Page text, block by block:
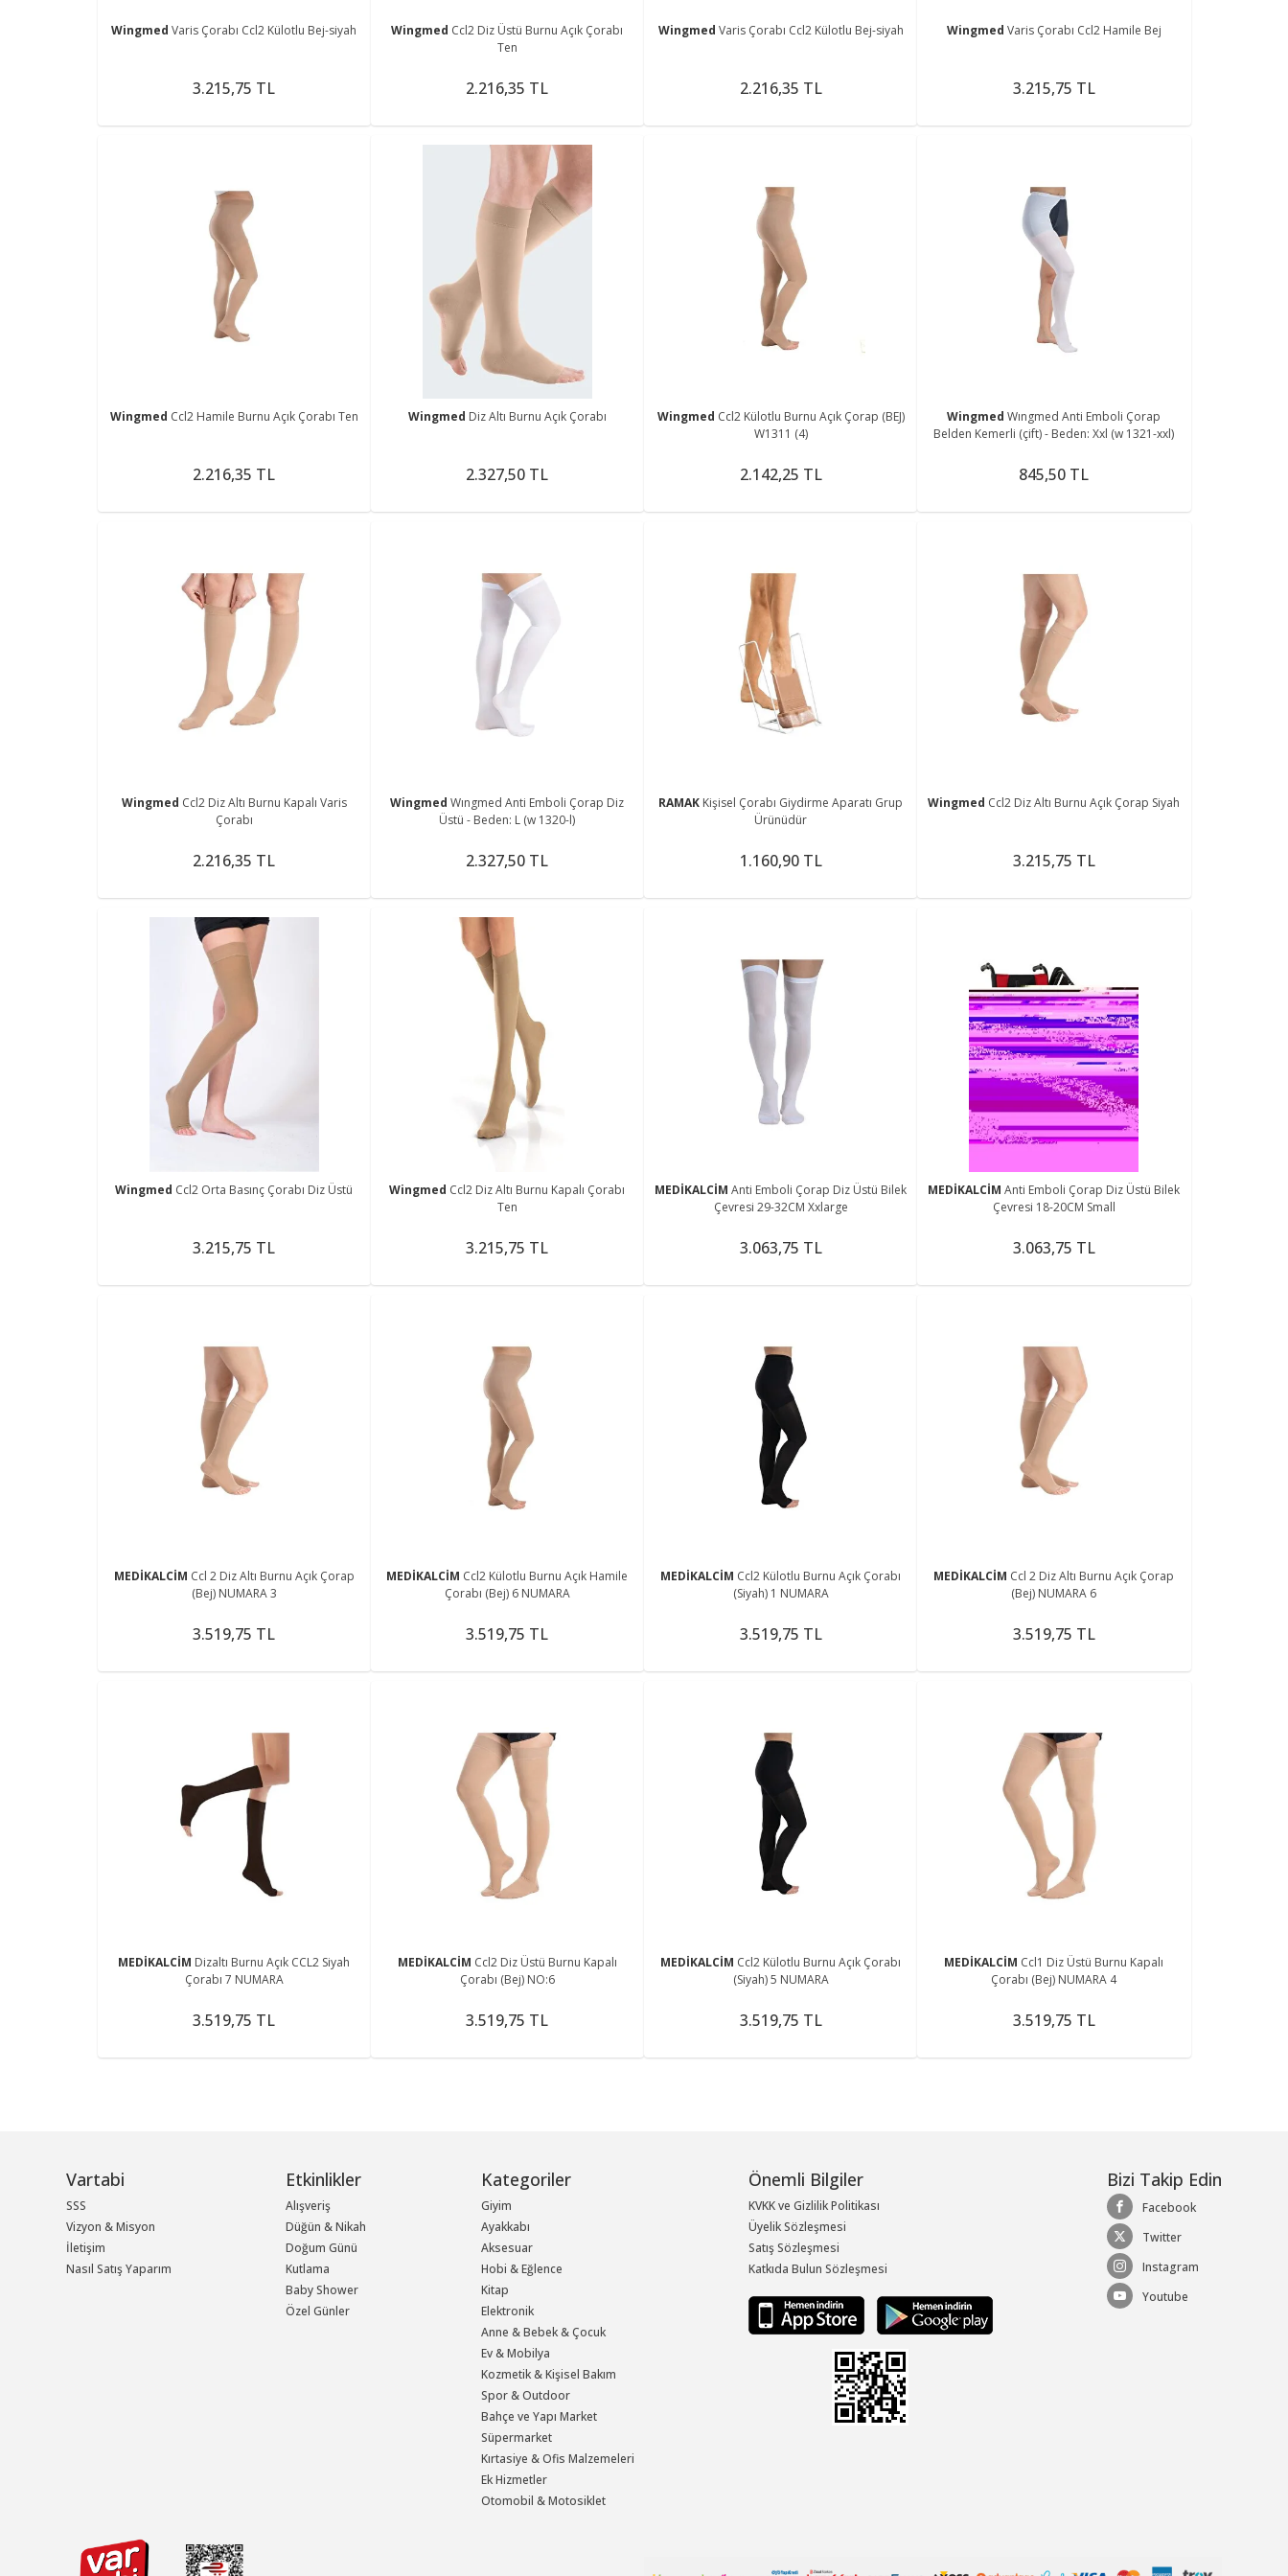
WingmedVaris Çorabı Ccl2 Külotlu Bej-siyah
3.215,75 TL
Wingmed Ccl2 Diz Üstü Burnu Açık Çorabı
Ten
2.216,35 TL
Wingmed Varis Çorabı Ccl2 Külotlu Bej-siyah
2.216,35 TL
Wingmed Varis Çorabı Ccl2 Hamile Bej
3.215,75 TL
Wingmed Ccl2 Hamile Burnu Açık Çorabı Ten
2.216,35 TL
Wingmed Diz Altı Burnu Açık Çorabı
2.327,50 TL
Wingmed Ccl2 Külotlu Burnu Açık Çorap (BEJ)
W1311 (4)
2.142,25 TL
WingmedWıngmed Anti Emboli Çorap
Belden Kemerli (çift) - Beden: Xxl (w 1321-xxl)
845,50 TL
Wingmed Ccl2 Diz Altı Burnu Kapalı Varis
Çorabı
2.216,35 TL
WingmedWıngmed Anti Emboli Çorap Diz
Üstü - Beden: L (w 1320-l)
2.327,50 TL
RAMAK Kişisel Çorabı Giydirme Aparatı Grup
Ürünüdür
1.160,90 TL
Wingmed Ccl2 Diz Altı Burnu Açık Çorap Siyah
3.215,75 TL
Wingmed Ccl2 Orta Basınç Çorabı Diz Üstü
3.215,75 TL
Wingmed Ccl2 Diz Altı Burnu Kapalı Çorabı
Ten
3.215,75 TL
MEDİKALCİMAnti Emboli Çorap Diz Üstü Bilek
Çevresi 29-32CM Xxlarge
3.063,75 TL
MEDİKALCİMAnti Emboli Çorap Diz Üstü Bilek
Çevresi 18-20CM Small
3.063,75 TL
MEDİKALCİM Ccl 2 Diz Altı Burnu Açık Çorap
(Bej) NUMARA 3
3.519,75 TL
MEDİKALCİM Ccl2 Külotlu Burnu Açık Hamile
Çorabı (Bej) 6 NUMARA
3.519,75 TL
MEDİKALCİM Ccl2 Külotlu Burnu Açık Çorabı
(Siyah) 1 NUMARA
3.519,75 TL
MEDİKALCİM Ccl 2 Diz Altı Burnu Açık Çorap
(Bej) NUMARA 6
3.519,75 TL
MEDİKALCİM Dizaltı Burnu Açık CCL2 Siyah
Çorabı 7 NUMARA
3.519,75 TL
MEDİKALCİM Ccl2 Diz Üstü Burnu Kapalı
Çorabı (Bej) NO:6
3.519,75 TL
MEDİKALCİM Ccl2 Külotlu Burnu Açık Çorabı
(Siyah) 5 NUMARA
3.519,75 TL
MEDİKALCİM Ccl1 Diz Üstü Burnu Kapalı
Çorabı (Bej) NUMARA 4
3.519,75 TL
Vartabi
SSS
Vizyon & Misyon
İletişim
Nasıl Satış Yaparım
Etkinlikler
Alışveriş
Düğün & Nikah
Doğum Günü
Kutlama
Baby Shower
Özel Günler
Kategoriler
Giyim
Ayakkabı
Aksesuar
Hobi & Eğlence
Kitap
Elektronik
Anne & Bebek & Çocuk
Ev & Mobilya
Kozmetik & Kişisel Bakım
Spor & Outdoor
Bahçe ve Yapı Market
Süpermarket
Kırtasiye & Ofis Malzemeleri
Ek Hizmetler
Otomobil & Motosiklet
Önemli Bilgiler
KVKK ve Gizlilik Politikası
Üyelik Sözleşmesi
Satış Sözleşmesi
Katkıda Bulun Sözleşmesi
Bizi Takip Edin
Facebook
Twitter
Instagram
Youtube